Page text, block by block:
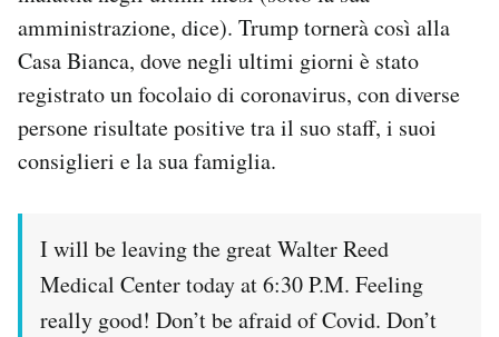
amministrazione, dice). Trump tornerà così alla
Casa Bianca, dove negli ultimi giorni è stato
registrato un focolaio di coronavirus, con diverse
persone risultate positive tra il suo staff, i suoi
consiglieri e la sua famiglia.
I will be leaving the great Walter Reed
Medical Center today at 6:30 P.M. Feeling
really good! Don’t be afraid of Covid. Don’t